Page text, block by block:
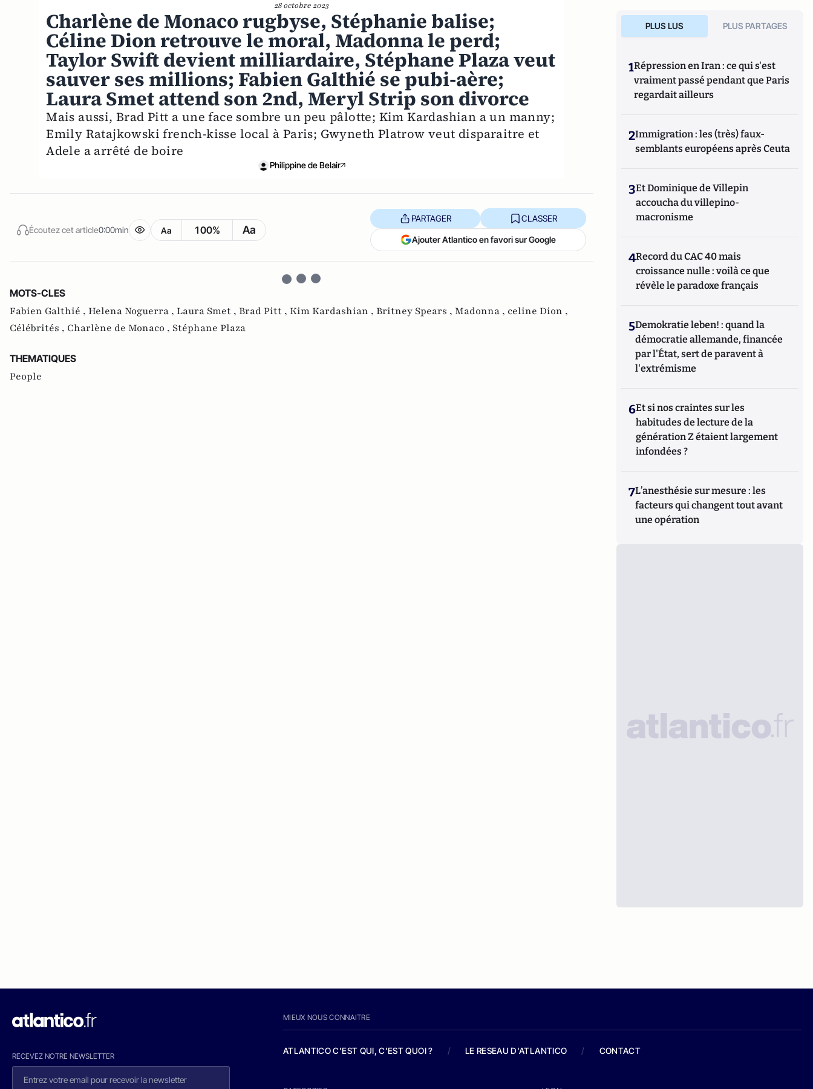
28 octobre 2023
Charlène de Monaco rugbyse, Stéphanie balise;
Céline Dion retrouve le moral, Madonna le perd;
Taylor Swift devient milliardaire, Stéphane Plaza veut
sauver ses millions; Fabien Galthié se pubi-aère;
Laura Smet attend son 2nd, Meryl Strip son divorce
Mais aussi, Brad Pitt a une face sombre un peu pâlotte; Kim Kardashian a un manny;
Emily Ratajkowski french-kisse local à Paris; Gwyneth Platrow veut disparaitre et
Adele a arrêté de boire
Philippine de Belair
Écoutez cet article0:00min Aa 100% Aa
PARTAGER CLASSER
Ajouter Atlantico en favori sur Google
MOTS-CLES
Fabien Galthié , Helena Noguerra , Laura Smet , Brad Pitt , Kim Kardashian , Britney Spears , Madonna , celine Dion ,
Célébrités , Charlène de Monaco , Stéphane Plaza
THEMATIQUES
People
PLUS LUS PLUS PARTAGES
1Répression en Iran : ce qui s'est
vraiment passé pendant que Paris
regardait ailleurs
2Immigration : les (très) faux-
semblants européens après Ceuta
3Et Dominique de Villepin
accoucha du villepino-
macronisme
4Record du CAC 40 mais
croissance nulle : voilà ce que
révèle le paradoxe français
5Demokratie leben! : quand la
démocratie allemande, financée
par l'État, sert de paravent à
l'extrémisme
6Et si nos craintes sur les
habitudes de lecture de la
génération Z étaient largement
infondées ?
7L’anesthésie sur mesure : les
facteurs qui changent tout avant
une opération
RECEVEZ NOTRE NEWSLETTER
MIEUX NOUS CONNAITRE
ATLANTICO C'EST QUI, C'EST QUOI ? / LE RESEAU D'ATLANTICO / CONTACT